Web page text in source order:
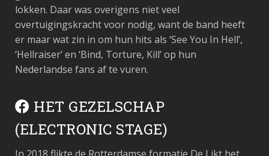
lokken. Daar was overigens niet veel
overtuigingskracht voor nodig, want de band heeft
er maar wat zin in om hun hits als ‘See You In Hell’,
‘Hellraiser’ en ‘Bind, Torture, Kill’ op hun
Nederlandse fans af te vuren.
HET GEZELSCHAP
(ELECTRONIC STAGE)